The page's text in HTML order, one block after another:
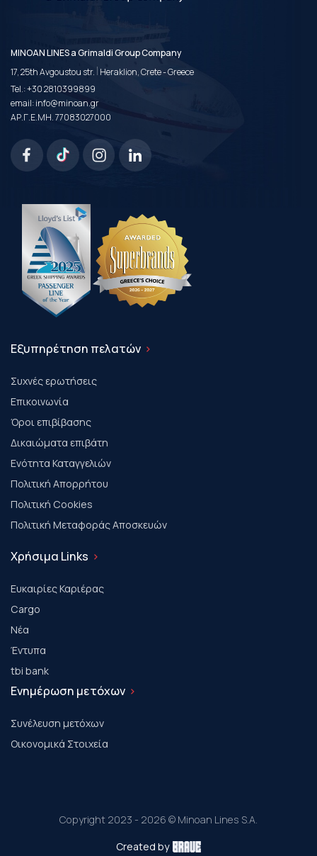
MINOAN LINES a Grimaldi Group Company
17, 25th Avgoustou str. | Heraklion, Crete - Greece
Tel.:+30 2810399899
email:info@minoan.gr
ΑΡ.Γ.Ε.ΜΗ. 77083027000
Εξυπηρέτηση πελατών
Συχνές ερωτήσεις
Επικοινωνία
Όροι επιβίβασης
Δικαιώματα επιβάτη
Ενότητα Καταγγελιών
Πολιτική Απορρήτου
Πολιτική Cookies
Πολιτική Μεταφοράς Αποσκευών
Χρήσιμα Links
Ευκαιρίες Καριέρας
Cargo
Νέα
Έντυπα
tbi bank
Ενημέρωση μετόχων
Συνέλευση μετόχων
Οικονομικά Στοιχεία
Copyright 2023 - 2026 © Minoan Lines S.A.
Created by